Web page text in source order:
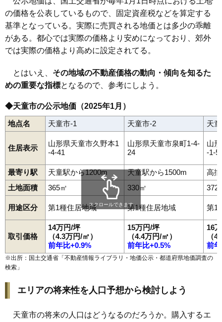
の価格を公表しているもので、固定資産税などを算定する
基準となっている。実際に売買される地価とは多少の乖離
がある。都心では実際の価格より安めになっており、郊外
では実際の価格より高めに設定されてる。
とはいえ、 その地域の不動産価格の動向・傾向を知るた
めの重要な指標となるので、参考にしよう。
◆天童市の公示地価（2025年1月）
地点名 天童市-1 天童市-2 天
住居表示
山形県天童市久野本1
-4-41
山形県天童市泉町1-4-
24
山
-1-5
最寄り駅 天童駅から1200m 天童駅から1500m
高
土地面積
365㎡ 330㎡ 372
用途区分 第1種住居地域 第1種住居地域 第1
取引価格
14万円/坪
（4.3万円/㎡）
前年比+0.9%
15万円/坪
（4.4万円/㎡）
前年比+0.5%
16
（
前
スクロールできます
※出所：国土交通省「不動産情報ライブラリ・地価公示・都道府県地価調査の
検索 」
エリアの将来性を人口予想から検討しよう
天童市の将来の人口はどうなるのだろうか。購入するエ
清池東高木 高擶 田鶴町寺津 天童中道満長岡長岡北 中里
奈良沢成生 糠塚 貫津芳賀原町万代東長岡東芳賀 東本町
一日町干布本町交り江乱川南小畑 南町矢野目 山口山元
石鳥居
東久野本 芳賀タウン北芳賀タウン南
高擶駅天童駅 乱川駅天童南駅